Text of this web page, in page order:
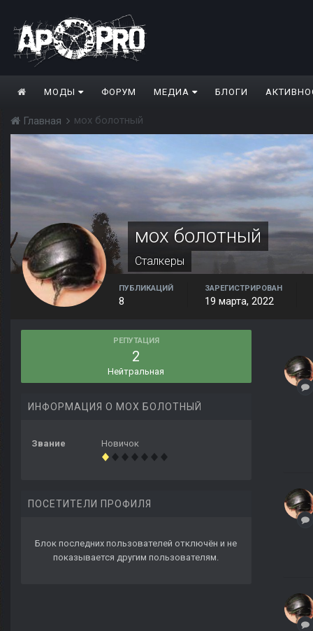
МОДЫ ФОРУМ МЕДИА БЛОГИ
Главная мох болотный
мох болотный
Сталкеры
ПУБЛИКАЦИЙ
8
ЗАРЕГИСТРИРОВАН
19 марта, 2022
РЕПУТАЦИЯ
2
Нейтральная
ИНФОРМАЦИЯ О МОХ БОЛОТНЫЙ
Звание Новичок
ПОСЕТИТЕЛИ ПРОФИЛЯ
Блок последних пользователей отключён и не
показывается другим пользователям.